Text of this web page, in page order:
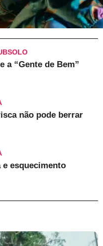
a “Gente de Bem”
não pode berrar
e esquecimento